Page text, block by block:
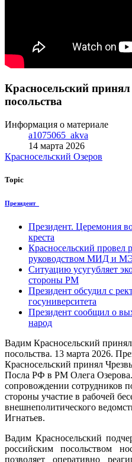
Красносельский
посольства
Информация о материале
a1075065_akva
14 марта 2026
Красносельский Озеров
Topic
Президент
Президент. Церемония
креста
Красносельский провел
руководством МИД и
Ситуацию усугубляет
стороны РМ
Президент обсудил с
госуниверситета
Президент сообщил о
народ
Вадим Красносельский
посольства. 13 марта 2026.
Красносельский принял
Посла РФ в РМ Олега
сопровождении сотрудников
стороны участие в рабочей
внешнеполитического
Игнатьев.
Вадим Красносельский
российским посольством
позволяет оперативно